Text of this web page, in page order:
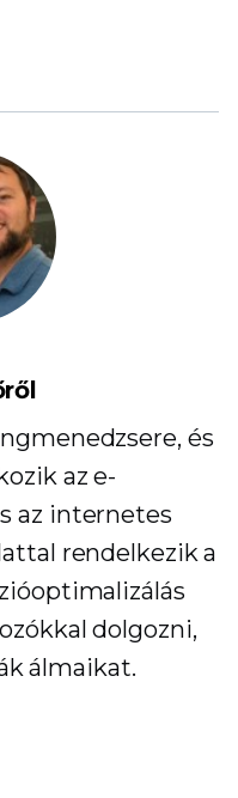
és
az e-
az internetes
rendelkezik a
dolgozni,
álmaikat.